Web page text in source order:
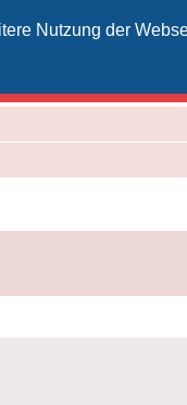
Nutzung der